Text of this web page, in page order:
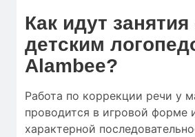
Как идут занятия
детским
Alambee?
Работа по коррекции речи у
проводится в игровой форме
характерной